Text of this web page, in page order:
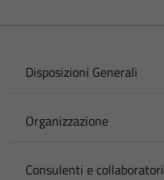
Disposizioni Generali
Organizzazione
Consulenti e collaboratori